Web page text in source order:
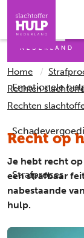
Iemand helpen
Wat is er
Emotionele
Strafproces
Home
Rechten
Rechten
Recht op
Je hebt recht
een strafbaar
nabestaande
hulp.